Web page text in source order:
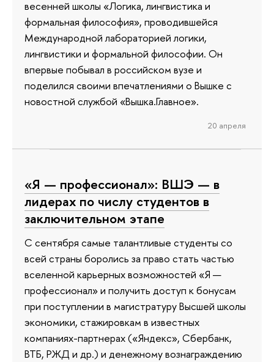
весенней школы «Логика, лингвистика и
формальная философия», проводившейся
Международной лабораторией логики,
лингвистики и формальной философии. Он
впервые побывал в российском вузе и
поделился своими впечатлениями о Вышке с
новостной службой «Вышка.Главное».
20 апреля
«Я — профессионал»: ВШЭ — в
лидерах по числу студентов в
заключительном этапе
С сентября самые талантливые студенты со
всей страны боролись за право стать частью
вселенной карьерных возможностей «Я —
профессионал» и получить доступ к бонусам
при поступлении в магистратуру Высшей школы
экономики, стажировкам в известных
компаниях-партнерах («Яндекс», Сбербанк,
ВТБ, РЖД и др.) и денежному вознаграждению